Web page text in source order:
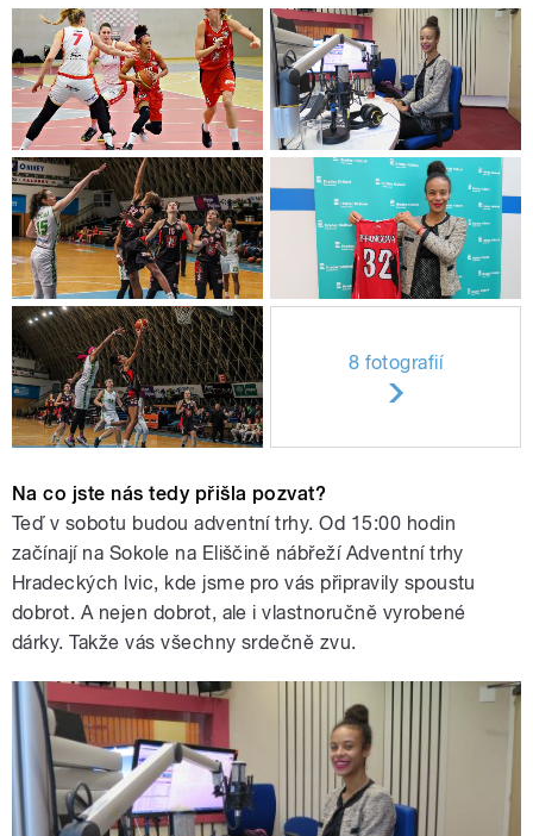
8 fotografií
Na co jste nás tedy přišla pozvat?
Teď v sobotu budou adventní trhy. Od 15:00 hodin
začínají na Sokole na Eliščině nábřeží Adventní trhy
Hradeckých lvic, kde jsme pro vás připravily spoustu
dobrot. A nejen dobrot, ale i vlastnoručně vyrobené
dárky. Takže vás všechny srdečně zvu.